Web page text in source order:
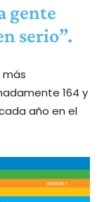
gente
serio”.
más
164 y
año en el